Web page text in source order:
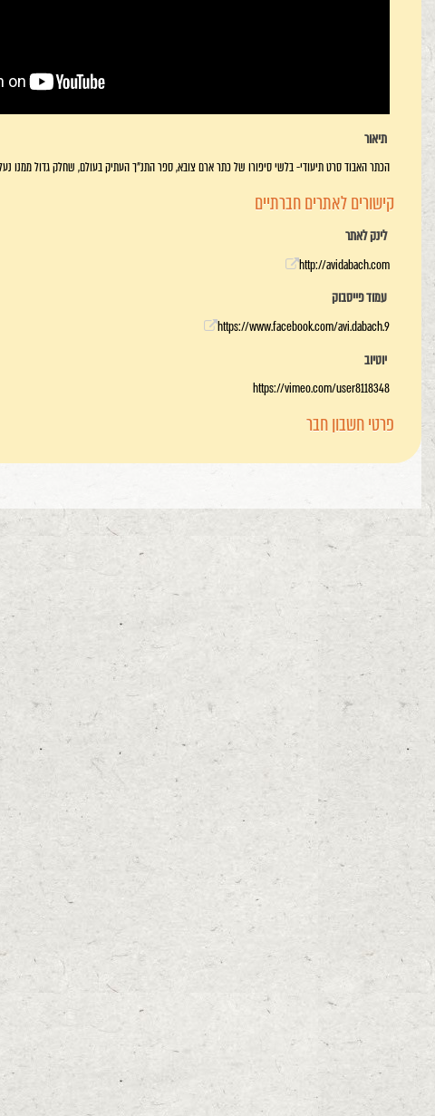
תיאור
הכתר האבוד סרט תיעודי- בלשי סיפורו של כתר ארם צובא, ספר התנ"ך העתיק בעולם, שחלק גדול ממנו
קישורים לאתרים חברתיים
לינק לאתר
http://avidabach.com
עמוד פייסבוק
https://www.facebook.com/avi.dabach.9
יוטיוב
https://vimeo.com/user8118348
פרטי חשבון חבר